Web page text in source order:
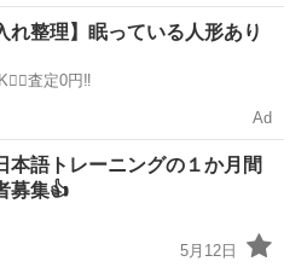
す。経験のある講師が丁寧に指導
みませんか？問い合わせ082-208-
語
れ整理】眠っている人形あり
査定0円‼️
Ad
本語トレーニングの１か月間
募集👍
5月12日